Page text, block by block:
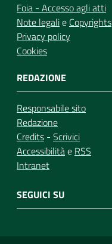
Foia - Accesso agli atti
Note legalie Copyrights
Privacy policy
Cookies
REDAZIONE
Responsabile sito
Redazione
Credits - Scrivici
Accessibilitàe RSS
Intranet
SEGUICI SU